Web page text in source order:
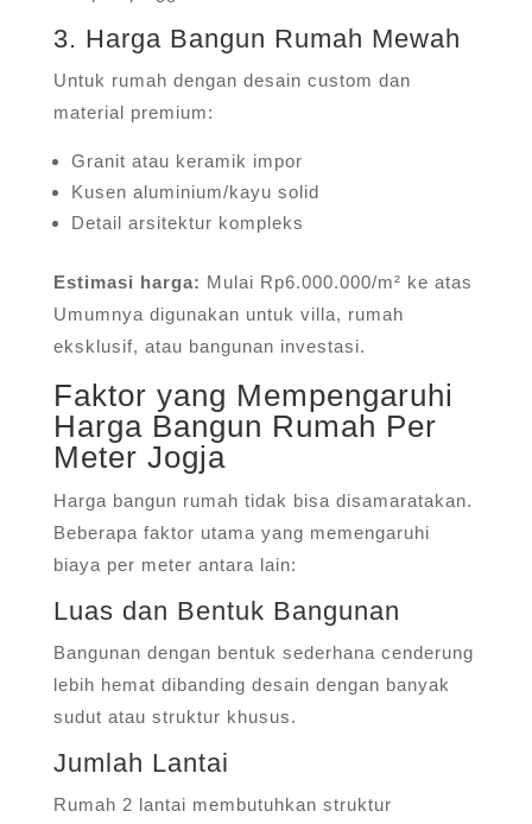
3. Harga Bangun Rumah Mewah
Untuk rumah dengan desain custom dan
material premium:
Granit atau keramik impor
Kusen aluminium/kayu solid
Detail arsitektur kompleks
Estimasi harga: Mulai Rp6.000.000/m² ke atas
Umumnya digunakan untuk villa, rumah
eksklusif, atau bangunan investasi.
Faktor yang Mempengaruhi
Harga Bangun Rumah Per
Meter Jogja
Harga bangun rumah tidak bisa disamaratakan.
Beberapa faktor utama yang memengaruhi
biaya per meter antara lain:
Luas dan Bentuk Bangunan
Bangunan dengan bentuk sederhana cenderung
lebih hemat dibanding desain dengan banyak
sudut atau struktur khusus.
Jumlah Lantai
Rumah 2 lantai membutuhkan struktur